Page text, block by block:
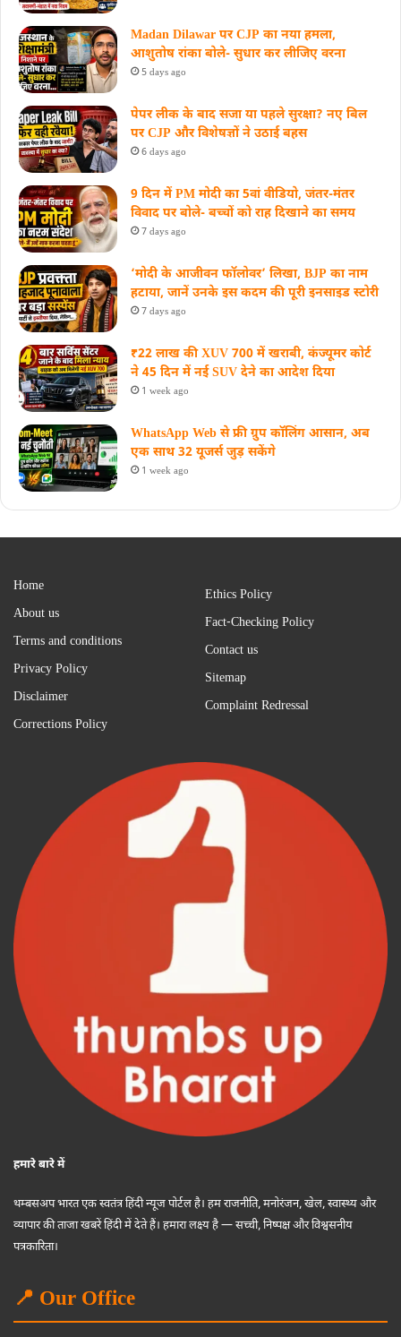
Madan Dilawar पर CJP का नया हमला,
आशुतोष रांका बोले- सुधार कर लीजिए वरना
5 days ago
पेपर लीक के बाद सजा या पहले सुरक्षा? नए बिल
पर CJP और विशेषज्ञों ने उठाई बहस
6 days ago
9 दिन में PM मोदी का 5वां वीडियो, जंतर-मंतर
विवाद पर बोले- बच्चों को राह दिखाने का समय
7 days ago
‘मोदी के आजीवन फॉलोवर’ लिखा, BJP का नाम
हटाया, जानें उनके इस कदम की पूरी इनसाइड स्‍टोरी
7 days ago
₹22 लाख की XUV 700 में खराबी, कंज्यूमर कोर्ट
ने 45 दिन में नई SUV देने का आदेश दिया
1 week ago
WhatsApp Web से फ्री ग्रुप कॉलिंग आसान, अब
एक साथ 32 यूजर्स जुड़ सकेंगे
1 week ago
Home
About us
Terms and conditions
Privacy Policy
Disclaimer
Corrections Policy
Ethics Policy
Fact-Checking Policy
Contact us
Sitemap
Complaint Redressal
हमारे बारे में
थम्बसअप भारत एक स्वतंत्र हिंदी न्यूज पोर्टल है। हम राजनीति, मनोरंजन, खेल, स्वास्थ्य और
व्यापार की ताजा खबरें हिंदी में देते हैं। हमारा लक्ष्य है — सच्ची, निष्पक्ष और विश्वसनीय
पत्रकारिता।
📍 Our Office